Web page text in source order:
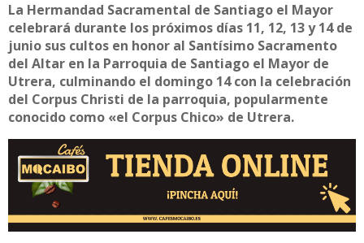
La Hermandad Sacramental de Santiago el Mayor
celebrará durante los próximos días 11, 12, 13 y 14 de
junio sus cultos en honor al Santísimo Sacramento
del Altar en la Parroquia de Santiago el Mayor de
Utrera, culminando el domingo 14 con la celebración
del Corpus Christi de la parroquia, popularmente
conocido como «el Corpus Chico» de Utrera.